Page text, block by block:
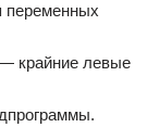
переменных
крайние левые